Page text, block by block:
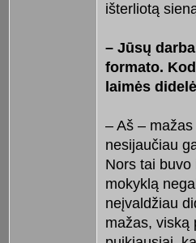
išterliotą
– Jūsų
formato.
laimės
– Aš –
nesijaučiau
Nors tai
mokyklą
neįvaldžiau
mažas, viską